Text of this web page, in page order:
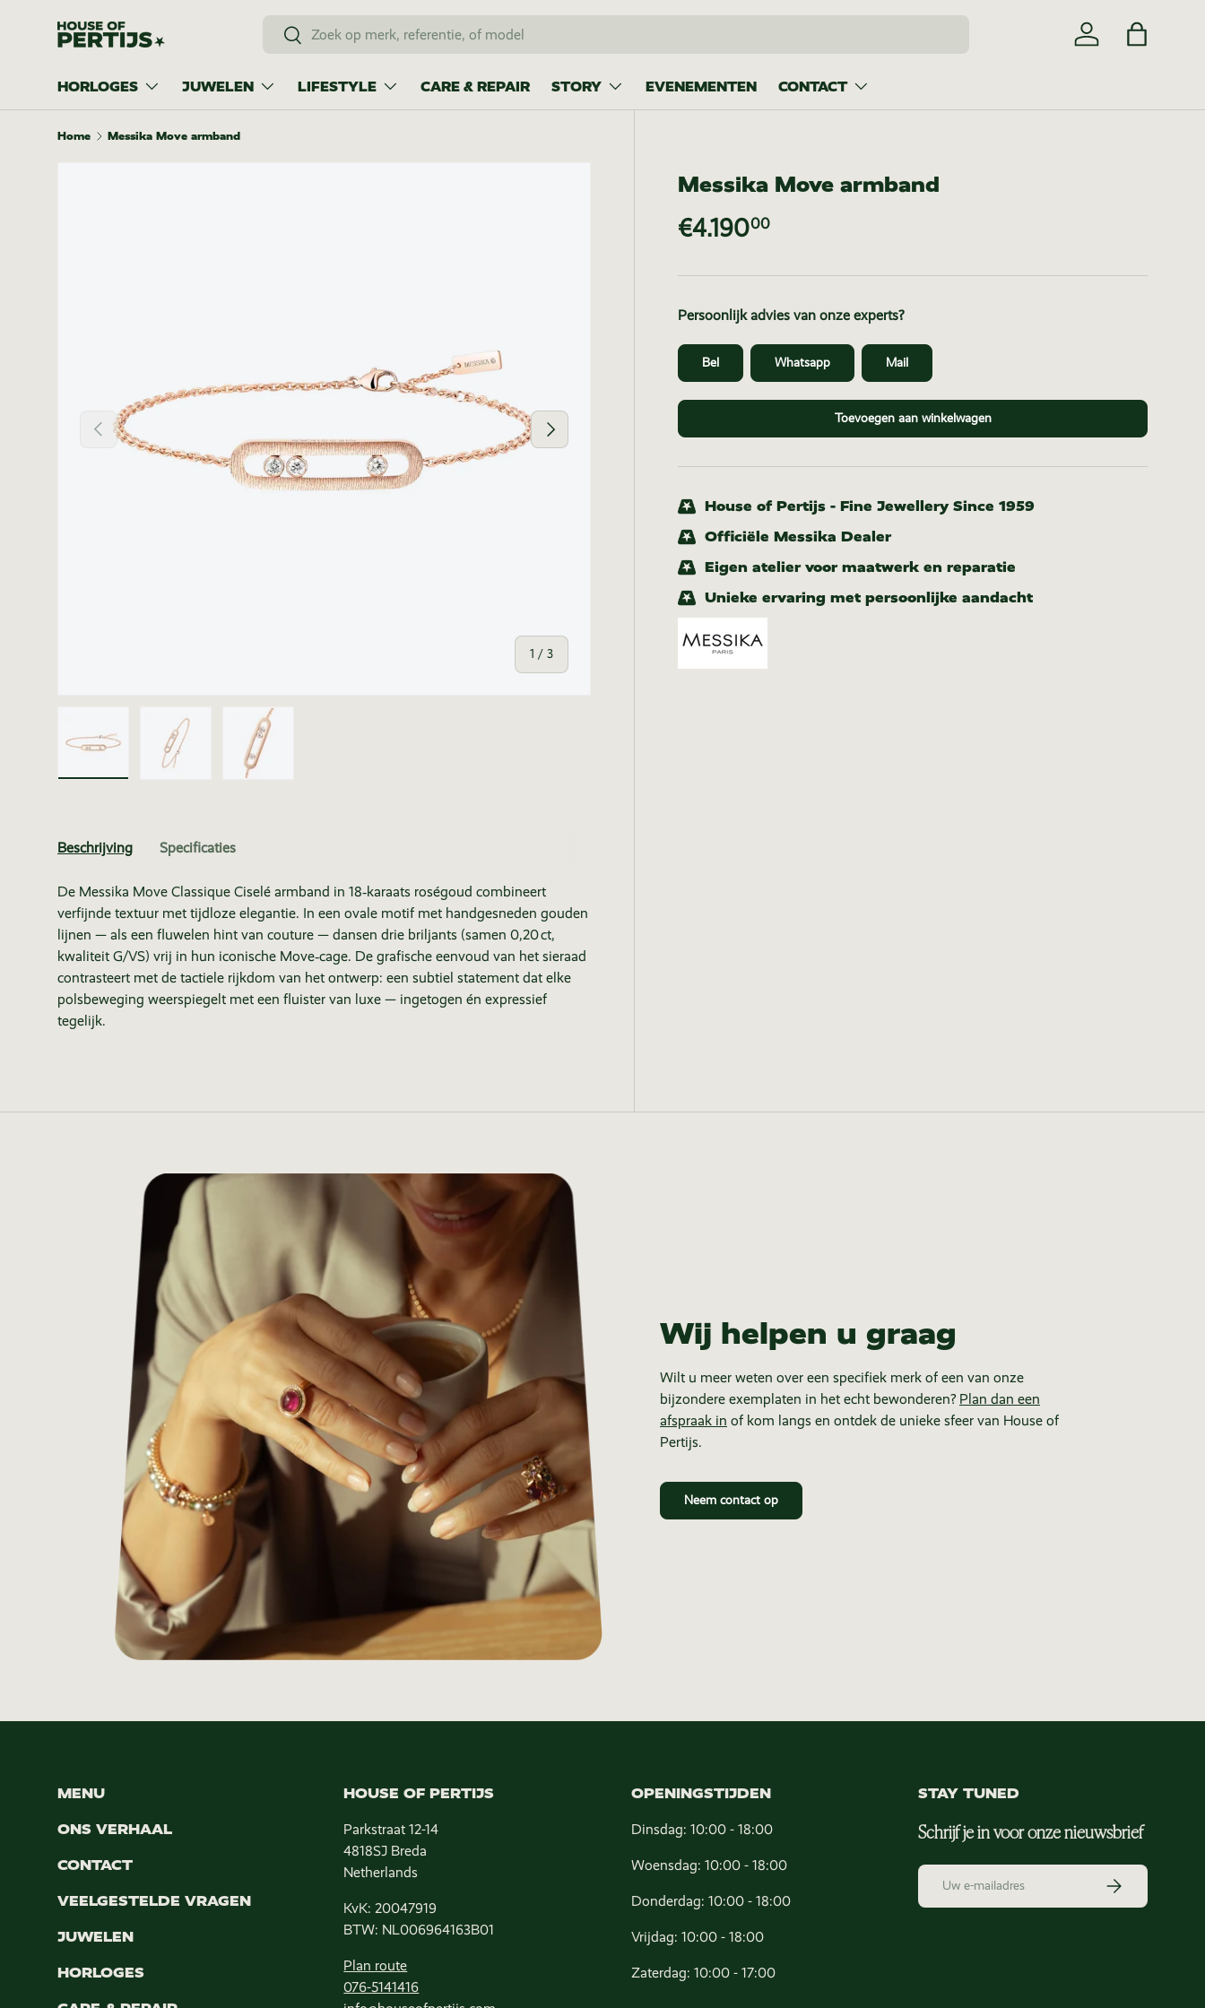
Ga naar inhoud ZoekenZoeken
InloggenTas
HORLOGES JUWELEN LIFESTYLE CARE & REPAIR STORY EVENEMENTEN CONTACT
Home Messika Move armband
Vorige
1 /van
3
Volgende
Messika Move armband
€4.19000
Persoonlijk advies van onze experts?
Bel Whatsapp Mail
Toevoegen aan winkelwagen
House of Pertijs - Fine Jewellery Since 1959
Officiële Messika Dealer
Eigen atelier voor maatwerk en reparatie
Unieke ervaring met persoonlijke aandacht
Beschrijving Specificaties
De Messika Move Classique Ciselé armband in 18‑karaats roségoud combineert
verfijnde textuur met tijdloze elegantie. In een ovale motif met handgesneden gouden
lijnen — als een fluwelen hint van couture — dansen drie briljants (samen 0,20 ct,
kwaliteit G/VS) vrij in hun iconische Move‑cage. De grafische eenvoud van het sieraad
contrasteert met de tactiele rijkdom van het ontwerp: een subtiel statement dat elke
polsbeweging weerspiegelt met een fluister van luxe — ingetogen én expressief
tegelijk.
Wij helpen u graag
Wilt u meer weten over een specifiek merk of een van onze
bijzondere exemplaten in het echt bewonderen? Plan dan een
afspraak in of kom langs en ontdek de unieke sfeer van House of
Pertijs.
Neem contact op
MENU
ONS VERHAAL
CONTACT
VEELGESTELDE VRAGEN
JUWELEN
HORLOGES
HOUSE OF PERTIJS
Parkstraat 12-14
4818SJ Breda
Netherlands
KvK: 20047919
BTW: NL006964163B01
Plan route
076-5141416
OPENINGSTIJDEN
Dinsdag: 10:00 - 18:00
Woensdag: 10:00 - 18:00
Donderdag: 10:00 - 18:00
Vrijdag: 10:00 - 18:00
Zaterdag: 10:00 - 17:00
STAY TUNED
Schrijf je in voor onze nieuwsbrief
E-mailadres Abonneer